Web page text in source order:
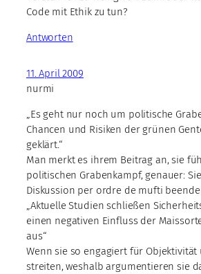
Code mit Ethik zu tun?
Antworten
11. April 2009
nurmi
„Es geht nur noch um politische
Chancen und Risiken der grünen
geklärt.“
Man merkt es ihrem Beitrag an, sie
politischen Grabenkampf, genauer:
Diskussion per ordre de mufti
„Aktuelle Studien schließen
einen negativen Einfluss der
aus“
Wenn sie so engagiert für Objektivität
streiten, weshalb argumentieren sie